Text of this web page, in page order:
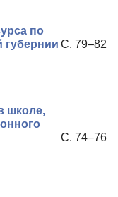
по
губернии С. 79–82
школе,
С. 74–76